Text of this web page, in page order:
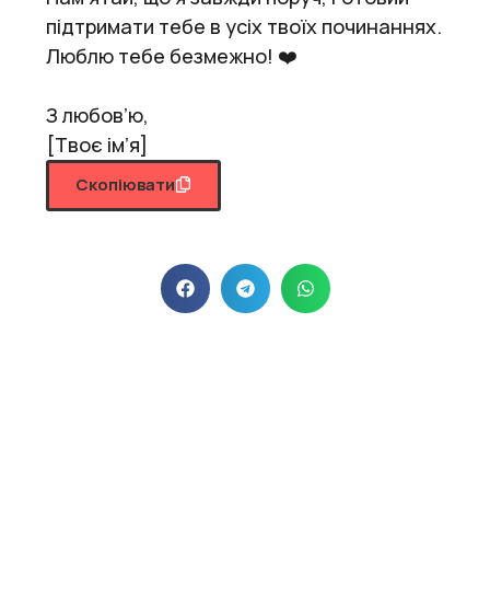
підтримати тебе в усіх твоїх починаннях.
Люблю тебе безмежно! ❤️
З любов’ю,
[Твоє ім’я]
Скопіювати